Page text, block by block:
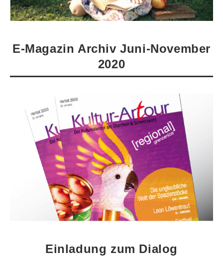
E-Magazin Archiv Juni-November
2020
Einladung zum Dialog